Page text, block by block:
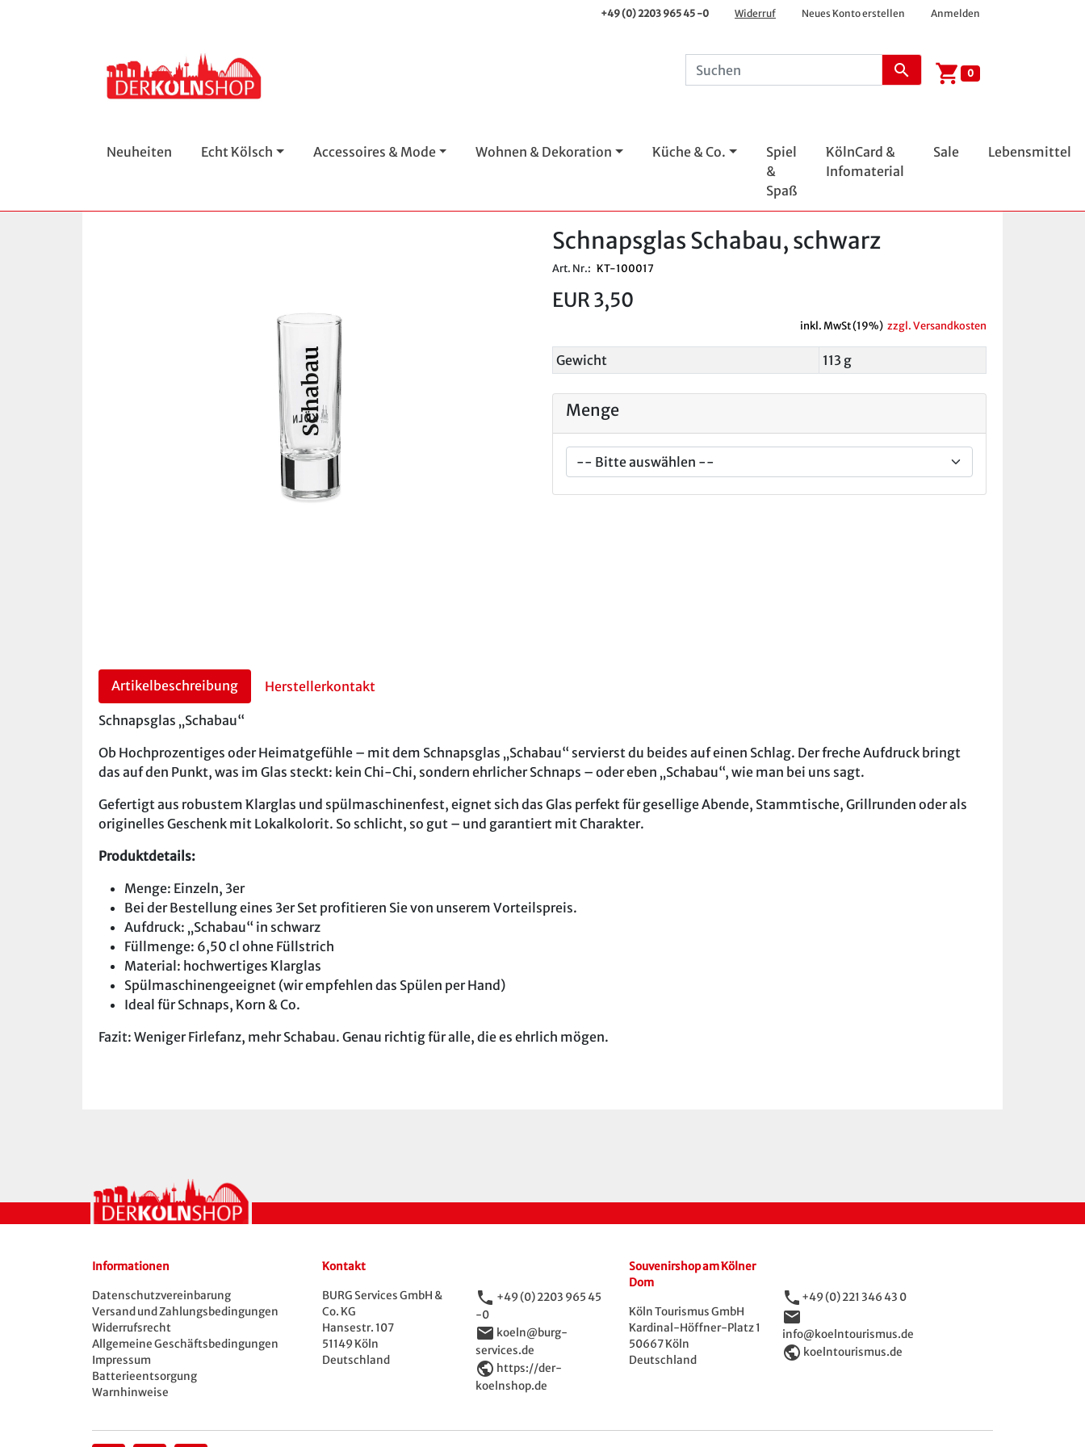
+49 (0) 2203 965 45 -0 Widerruf Neues Konto erstellen Anmelden
search shopping_cart 0
Neuheiten Echt Kölsch Accessoires & Mode Wohnen & Dekoration Küche & Co.
Spiel
&
Spaß
KölnCard &
Infomaterial
Sale Lebensmittel
Schnapsglas Schabau, schwarz
Art. Nr.: KT-100017
EUR 3,50
inkl. MwSt (19%) zzgl. Versandkosten
Gewicht 113 g
Menge
Artikelbeschreibung Herstellerkontakt
Schnapsglas „Schabau“
Ob Hochprozentiges oder Heimatgefühle – mit dem Schnapsglas „Schabau“ servierst du beides auf einen Schlag. Der freche Aufdruck bringt
das auf den Punkt, was im Glas steckt: kein Chi-Chi, sondern ehrlicher Schnaps – oder eben „Schabau“, wie man bei uns sagt.
Gefertigt aus robustem Klarglas und spülmaschinenfest, eignet sich das Glas perfekt für gesellige Abende, Stammtische, Grillrunden oder als
originelles Geschenk mit Lokalkolorit. So schlicht, so gut – und garantiert mit Charakter.
Produktdetails:
Menge: Einzeln, 3er
Bei der Bestellung eines 3er Set profitieren Sie von unserem Vorteilspreis.
Aufdruck: „Schabau“ in schwarz
Füllmenge: 6,50 cl ohne Füllstrich
Material: hochwertiges Klarglas
Spülmaschinengeeignet (wir empfehlen das Spülen per Hand)
Ideal für Schnaps, Korn & Co.
Fazit: Weniger Firlefanz, mehr Schabau. Genau richtig für alle, die es ehrlich mögen.
Informationen
Datenschutzvereinbarung
Versand und Zahlungsbedingungen
Widerrufsrecht
Allgemeine Geschäftsbedingungen
Impressum
Batterieentsorgung
Warnhinweise
Kontakt
BURG Services GmbH &
Co. KG
Hansestr. 107
51149 Köln
Deutschland
phone +49 (0) 2203 965 45
-0
email koeln@burg-
services.de
public https://der-
koelnshop.de
Souvenirshop am Kölner
Dom
Köln Tourismus GmbH
Kardinal-Höffner-Platz 1
50667 Köln
Deutschland
phone +49 (0) 221 346 43 0
email
info@koelntourismus.de
public koelntourismus.de